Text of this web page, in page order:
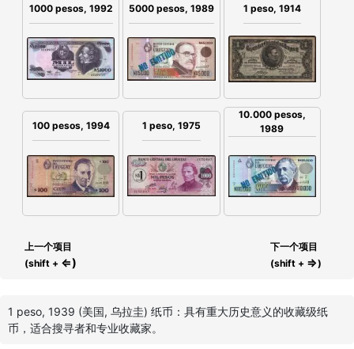
1000 pesos, 1992 5000 pesos, 1989 1 peso, 1914
100 pesos, 1994 1 peso, 1975
10.000 pesos,
1989
上一个项目
(shift + ⇐)
下一个项目
(shift + ⇒)
1 peso, 1939 (美国, 乌拉圭) 纸币：具有重大历史意义的收藏级纸
币，适合搜寻者和专业收藏家。